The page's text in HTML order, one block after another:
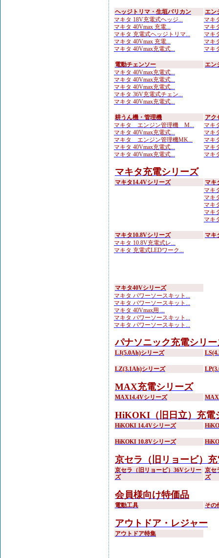
ヘッジトリマ・生垣バリカン
マキタ 18V充電式ヘッジ...
マキタ 40Vmax 充電...
マキタ 充電式ヘッジトリマ...
マキタ 40Vmax 充電...
マキタ 40Vmax充電式...
エン
マキ
マキ
マキ
マキ
マキ
電動チェンソー
マキタ 40Vmax充電式...
マキタ 40Vmax充電式...
マキタ 40Vmax充電式...
マキタ 36V充電式チェン...
マキタ 40Vmax充電式...
エン
耕うん機・管理機
マキタ エンジン管理機 M...
マキタ 40Vmax充電式...
マキタ エンジン管理機MK...
マキタ 40Vmax充電式...
マキタ 40Vmax充電式...
アク
マキ
マキ
マキ
マキ
マキ
マキタ充電シリーズ
マキタ14.4Vシリーズ
マキ
マキ
マキ
マキ
マキ
マキ
マキタ10.8Vシリーズ
マキタ 10.8V充電式レ...
マキタ 充電式LEDワーク...
マキ
マキタ40Vシリーズ
マキタ パワーソースキット...
マキタ パワーソースキット...
マキタ 40Vmax用 ...
マキタ パワーソースキット...
マキタ パワーソースキット...
パナソニック充電シリー
LJ(5.0Ah)シリーズ
LZ(3.1Ah)シリーズ
MAX充電シリーズ
MAX14.4Vシリーズ
HiKOKI（旧日立）充電
HiKOKI 14.4Vシリーズ
HiKOKI 10.8Vシリーズ
京セラ（旧リョービ）
京セラ（旧リョービ）36Vシリー
ズ
京セ
ズ
会員様向け特価品
電動工具 その
アウトドア・レジャー
アウトドア特集